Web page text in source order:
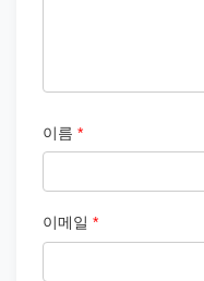
이름 *
이메일 *